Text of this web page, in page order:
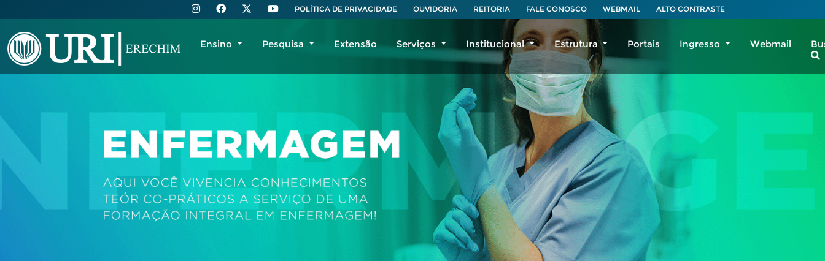
Ensino Pesquisa Extensão Serviços Institucional Estrutura Portais Ingresso Webmail
POLÍTICA DE PRIVACIDADE OUVIDORIA REITORIA FALE CONOSCO WEBMAIL ALTO CONTRASTE